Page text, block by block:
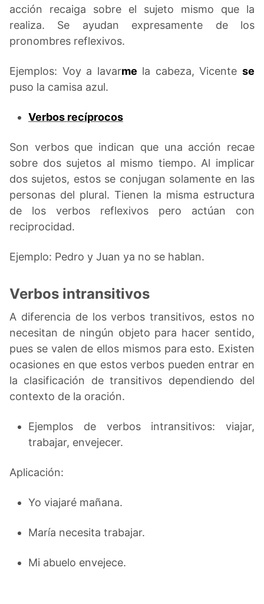
acción recaiga sobre el sujeto mismo que la
realiza. Se ayudan expresamente de los
pronombres reflexivos.
Ejemplos: Voy a lavarme la cabeza, Vicentese
puso la camisa azul.
Verbos recíprocos
Son verbos que indican que una acción recae
sobre dos sujetos al mismo tiempo. Al implicar
dos sujetos, estos se conjugan solamente en las
personas del plural. Tienen la misma estructura
de los verbos reflexivos pero actúan con
reciprocidad.
Ejemplo: Pedro y Juan ya no se hablan.
Verbos intransitivos
A diferencia de los verbos transitivos, estos no
necesitan de ningún objeto para hacer sentido,
pues se valen de ellos mismos para esto. Existen
ocasiones en que estos verbos pueden entrar en
la clasificación de transitivos dependiendo del
contexto de la oración.
Ejemplos de verbos intransitivos: viajar,
trabajar, envejecer.
Aplicación:
Yo viajaré mañana.
María necesita trabajar.
Mi abuelo envejece.